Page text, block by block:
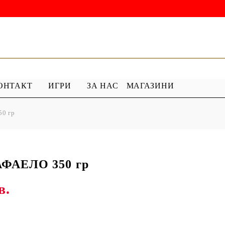
ПЯСЪЧНА ПЕРЛА
ИГРИ ЗА НАС МАГАЗИНИ
гр
350 гр